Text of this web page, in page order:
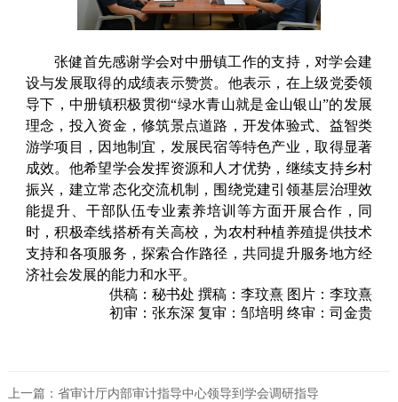
张健首先感谢学会对中册镇工作的支持，对学会建
设与发展取得的成绩表示赞赏。他表示，在上级党委领
导下，中册镇积极贯彻“绿水青山就是金山银山”的发展
理念，投入资金，修筑景点道路，开发体验式、益智类
游学项目，因地制宜，发展民宿等特色产业，取得显著
成效。他希望学会发挥资源和人才优势，继续支持乡村
振兴，建立常态化交流机制，围绕党建引领基层治理效
能提升、干部队伍专业素养培训等方面开展合作，同
时，积极牵线搭桥有关高校，为农村种植养殖提供技术
支持和各项服务，探索合作路径，共同提升服务地方经
济社会发展的能力和水平。
供稿：秘书处 撰稿：李玟熹 图片：李玟熹
初审：张东深 复审：邹培明 终审：司金贵
上一篇：省审计厅内部审计指导中心领导到学会调研指导